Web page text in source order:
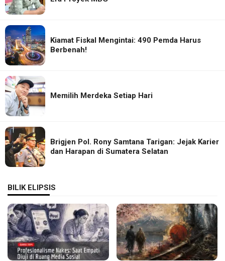
Kiamat Fiskal Mengintai: 490 Pemda Harus
Berbenah!
Memilih Merdeka Setiap Hari
Brigjen Pol. Rony Samtana Tarigan: Jejak Karier
dan Harapan di Sumatera Selatan
BILIK ELIPSIS